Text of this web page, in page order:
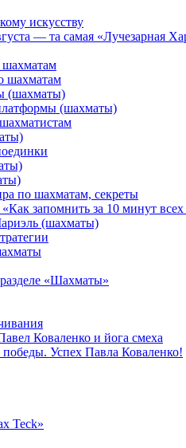
искусству
— та самая «Лучезарная
шахматам
(шахматы)
(шахматы)
по шахматам, секреты
«Как запомнить за 10 минут
(шахматы)
«Шахматы»
Коваленко и йога смеха
Успех Павла Коваленко!
Teck»